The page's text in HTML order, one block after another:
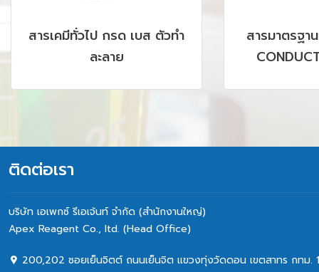
เคมีทั่วไป กรด เบส ตัวทำ
สารมาตรฐาน PH
ติดต่อเรา
บริษัท เอเพกซ์ รีเอเจ้นท์ จำกัด (สำนักงานใหญ่)
Apex Reagent Co., Itd. (Head Office)
200,202 ซอยเย็นจิตต์ ถนนเย็นจิต แขวงทุ่งวัดดอน เขตสาทร กทม.